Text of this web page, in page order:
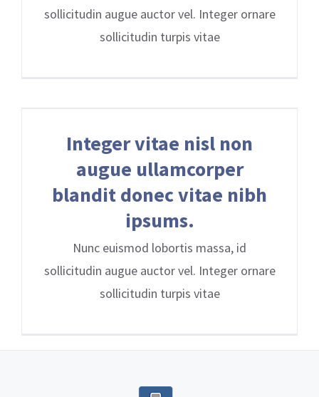
sollicitudin augue auctor vel. Integer ornare
sollicitudin turpis vitae
Integer vitae nisl non
augue ullamcorper
blandit donec vitae nibh
ipsums.
Nunc euismod lobortis massa, id
sollicitudin augue auctor vel. Integer ornare
sollicitudin turpis vitae